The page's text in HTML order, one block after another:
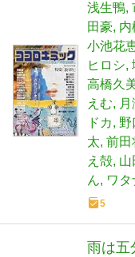
浅生鴨
田豪 内
小池花
ヒロシ
高橋久
えむ
ドカ
野
太 前田
え殻 山
ん
ワ
5
雨は五